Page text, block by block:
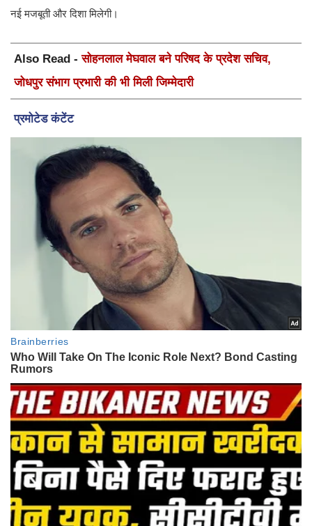
नई मजबूती और दिशा मिलेगी।
Also Read -सोहनलाल मेघवाल बने परिषद के प्रदेश सचिव,
जोधपुर संभाग प्रभारी की भी मिली जिम्मेदारी